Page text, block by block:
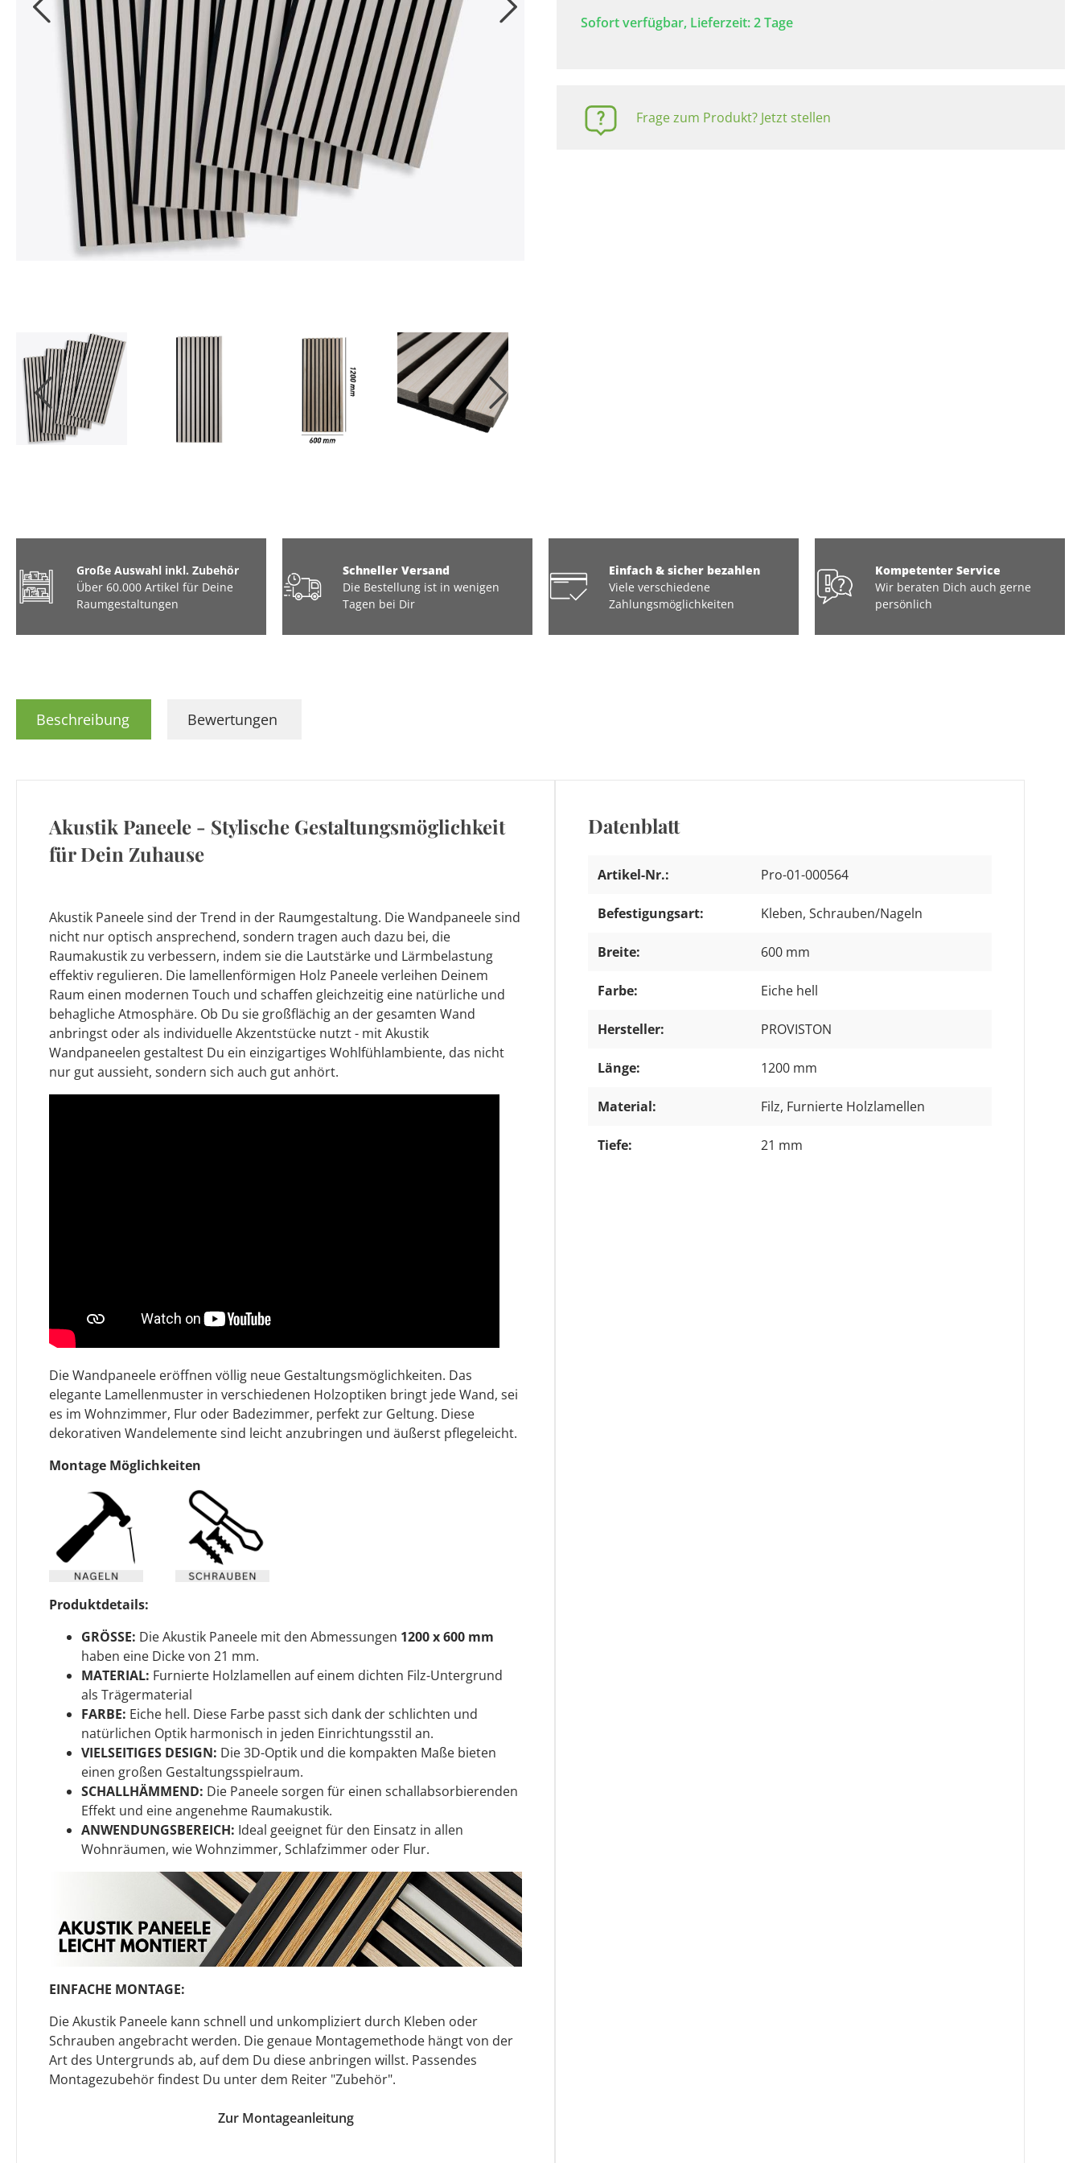
Sofort verfügbar, Lieferzeit: 2 Tage
Frage zum Produkt? Jetzt stellen
Große Auswahl inkl. Zubehör
Über 60.000 Artikel für Deine
Raumgestaltungen
Schneller Versand
Die Bestellung ist in wenigen
Tagen bei Dir
Einfach & sicher bezahlen
Viele verschiedene
Zahlungsmöglichkeiten
Kompetenter Service
Wir beraten Dich auch gerne
persönlich
Beschreibung Bewertungen
Akustik Paneele - Stylische Gestaltungsmöglichkeit
für Dein Zuhause
Akustik Paneele sind der Trend in der Raumgestaltung. Die Wandpaneele sind
nicht nur optisch ansprechend, sondern tragen auch dazu bei, die
Raumakustik zu verbessern, indem sie die Lautstärke und Lärmbelastung
effektiv regulieren. Die lamellenförmigen Holz Paneele verleihen Deinem
Raum einen modernen Touch und schaffen gleichzeitig eine natürliche und
behagliche Atmosphäre. Ob Du sie großflächig an der gesamten Wand
anbringst oder als individuelle Akzentstücke nutzt - mit Akustik
Wandpaneelen gestaltest Du ein einzigartiges Wohlfühlambiente, das nicht
nur gut aussieht, sondern sich auch gut anhört.
Die Wandpaneele eröffnen völlig neue Gestaltungsmöglichkeiten. Das
elegante Lamellenmuster in verschiedenen Holzoptiken bringt jede Wand, sei
es im Wohnzimmer, Flur oder Badezimmer, perfekt zur Geltung. Diese
dekorativen Wandelemente sind leicht anzubringen und äußerst pflegeleicht.
Montage Möglichkeiten
Produktdetails:
GRÖSSE: Die Akustik Paneele mit den Abmessungen 1200 x 600 mm
haben eine Dicke von 21 mm.
MATERIAL: Furnierte Holzlamellen auf einem dichten Filz-Untergrund
als Trägermaterial
FARBE: Eiche hell. Diese Farbe passt sich dank der schlichten und
natürlichen Optik harmonisch in jeden Einrichtungsstil an.
VIELSEITIGES DESIGN: Die 3D-Optik und die kompakten Maße bieten
einen großen Gestaltungsspielraum.
SCHALLHÄMMEND: Die Paneele sorgen für einen schallabsorbierenden
Effekt und eine angenehme Raumakustik.
ANWENDUNGSBEREICH: Ideal geeignet für den Einsatz in allen
Wohnräumen, wie Wohnzimmer, Schlafzimmer oder Flur.
EINFACHE MONTAGE:
Die Akustik Paneele kann schnell und unkompliziert durch Kleben oder
Schrauben angebracht werden. Die genaue Montagemethode hängt von der
Art des Untergrunds ab, auf dem Du diese anbringen willst. Passendes
Montagezubehör findest Du unter dem Reiter "Zubehör".
Zur Montageanleitung
Datenblatt
Artikel-Nr.: Pro-01-000564
Befestigungsart: Kleben, Schrauben/Nageln
Breite: 600 mm
Farbe: Eiche hell
Hersteller: PROVISTON
Länge: 1200 mm
Material: Filz, Furnierte Holzlamellen
Tiefe: 21 mm